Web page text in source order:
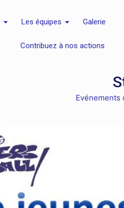
Les équipes Galerie
Contribuez à nos actions
Evénements